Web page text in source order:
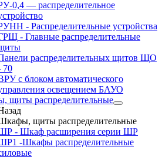
0,4 — распределительное
- Распределительные устройства
- Главные распределительные
распределительных щитов ЩО
70
с блоком автоматического
освещением БАУО
щиты распределительные
щиты распределительные
- Шкаф расширения серии ШР
-Шкафы распределительные